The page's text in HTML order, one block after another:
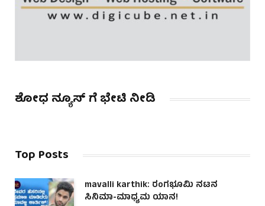
ಶೋಧ ನ್ಯೂಸ್ ಗೆ ಭೇಟಿ ನೀಡಿ
Top Posts
mavalli karthik: ರಂಗಭೂಮಿ ನಟನ
ಸಿನಿಮಾ-ಮಾಧ್ಯಮ ಯಾನ!